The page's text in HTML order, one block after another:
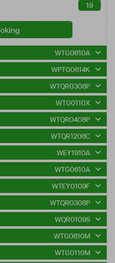
19
WTG0610A
WPTG0614K
WTQR0308P
WTG0110X
WTQR0408P
WTQR1208C
WEY1910A
WTG0610A
WTEY0109F
WTQR0308P
WQR0109S
WTG0610M
WTG0110M